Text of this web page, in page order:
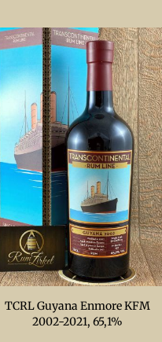
TCRL Guyana Enmore KFM
2002-2021, 65,1%